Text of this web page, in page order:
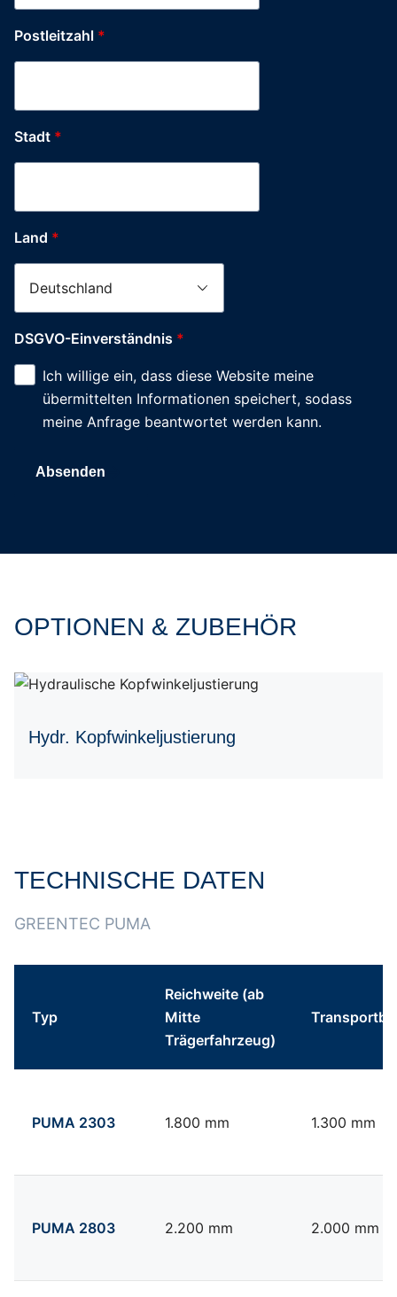
Postleitzahl *
Stadt *
Land *
DSGVO-Einverständnis *
Ich willige ein, dass diese Website meine
übermittelten Informationen speichert, sodass
meine Anfrage beantwortet werden kann.
Absenden
OPTIONEN & ZUBEHÖR
Hydr. Kopfwinkeljustierung
TECHNISCHE DATEN
GREENTEC PUMA
Tabelle überspringen Technische Daten Multiträger
Typ
Reichweite (ab
Mitte
Trägerfahrzeug)
PUMA 2303 1.800 mm 1.300 mm
PUMA 2803 2.200 mm 2.000 mm
Zum Anfang der Tabelle springen